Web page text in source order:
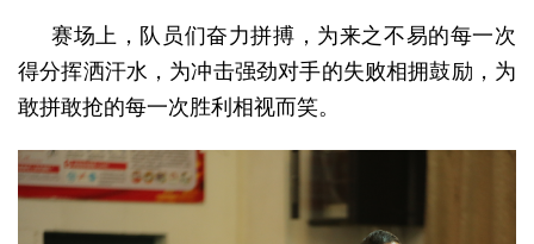
赛场上，队员们奋力拼搏，为来之不易的每一次
得分挥洒汗水，为冲击强劲对手的失败相拥鼓励，为
敢拼敢抢的每一次胜利相视而笑。